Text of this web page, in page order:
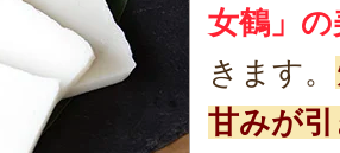
女鶴」
きます。
甘みが